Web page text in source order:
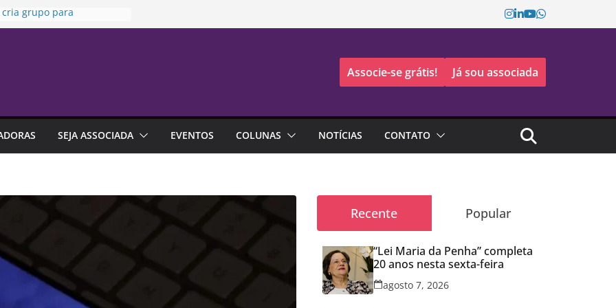
cria grupo para
uso de seguros em
indica que endividamento
da série histórica
Associe-se grátis! Já sou associada
SEJA ASSOCIADA EVENTOS COLUNAS NOTÍCIAS CONTATO
Recente Popular
“Lei Maria da Penha” completa
20 anos nesta sexta-feira
agosto 7, 2026